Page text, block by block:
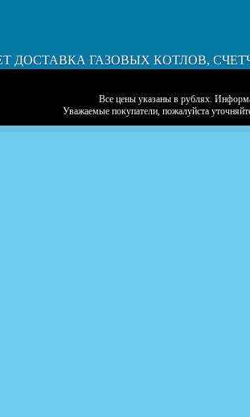
ДОСТАВКА ГАЗОВЫХ КОТЛОВ,
Все цены указаны в рублях.
Уважаемые покупатели, пожалуйста